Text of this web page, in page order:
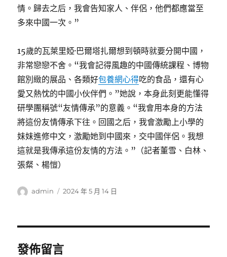
情。歸去之后，我會告知家人、伴侶，他們都應當至
多來中國一次。”
15歲的瓦萊里婭·巴爾塔扎爾想到頓時就要分開中國，
非常戀戀不舍。“我會記得風趣的中國傳統課程、博物
館別緻的展品、各類好包養網心得吃的食品，還有心
愛又熱忱的中國小伙伴們。”她說，本身此刻更能懂得
研學團稱號“友情傳承”的意義。“我會用本身的方法
將這份友情傳承下往。回國之后，我會激勵上小學的
妹妹進修中文，激勵她到中國來，交中國伴侶。我想
這就是我傳承這份友情的方法。”（記者董雪、白林、
張粲、楊愷）
作
admin
發
2024 年 5 月 14 日
發佈留言